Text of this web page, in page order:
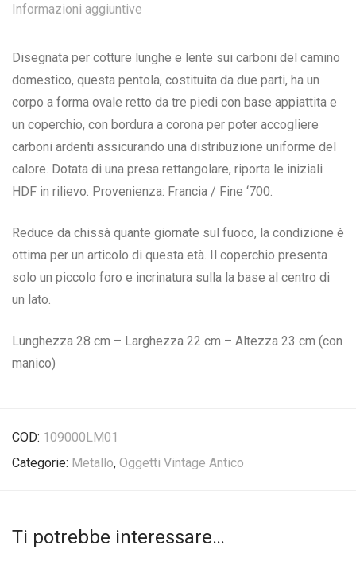
Informazioni aggiuntive
Disegnata per cotture lunghe e lente sui carboni del camino
domestico, questa pentola, costituita da due parti, ha un
corpo a forma ovale retto da tre piedi con base appiattita e
un coperchio, con bordura a corona per poter accogliere
carboni ardenti assicurando una distribuzione uniforme del
calore. Dotata di una presa rettangolare, riporta le iniziali
HDF in rilievo. Provenienza: Francia / Fine ‘700.
Reduce da chissà quante giornate sul fuoco, la condizione è
ottima per un articolo di questa età. Il coperchio presenta
solo un piccolo foro e incrinatura sulla la base al centro di
un lato.
Lunghezza 28 cm – Larghezza 22 cm – Altezza 23 cm (con
manico)
COD: 109000LM01
Categorie: Metallo, Oggetti Vintage Antico
Ti potrebbe interessare…